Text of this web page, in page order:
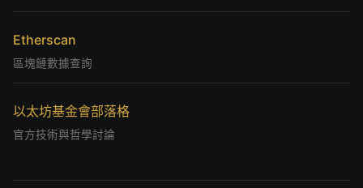
Etherscan
區塊鏈數據查詢
以太坊基金會部落格
官方技術與哲學討論